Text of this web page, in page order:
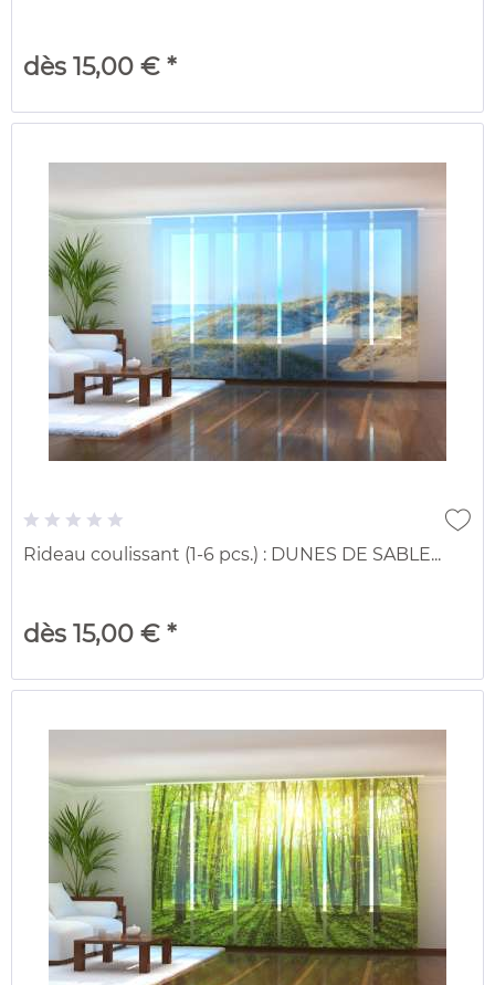
dès 15,00 € *
Rideau coulissant (1-6 pcs.) : DUNES DE SABLE...
dès 15,00 € *